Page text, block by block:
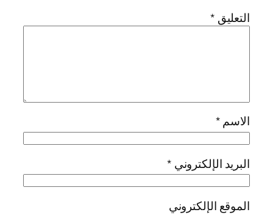
التعليق *
الاسم*
البريد الإلكتروني *
الموقع الإلكتروني